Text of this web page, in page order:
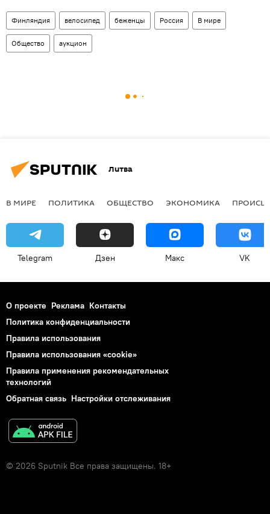
Финляндия велосипед беженцы Россия В мире
Общество аукцион
Литва
В МИРЕ ПОЛИТИКА ОБЩЕСТВО ЭКОНОМИКА
Telegram Дзен Макс VK
О проекте Реклама Контакты
Политика конфиденциальности
Правила использования
Правила использования «cookie»
Правила применения рекомендательных
технологий
Обратная связь Настройки отслеживания
© 2026 Sputnik Все права защищены. 18+